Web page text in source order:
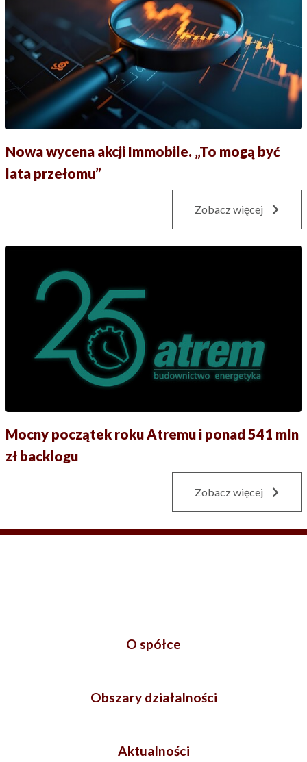
Nowa wycena akcji Immobile. „To mogą być
lata przełomu”
Zobacz więcej
Mocny początek roku Atremu i ponad 541 mln
zł backlogu
Zobacz więcej
O spółce
Obszary działalności
Aktualności